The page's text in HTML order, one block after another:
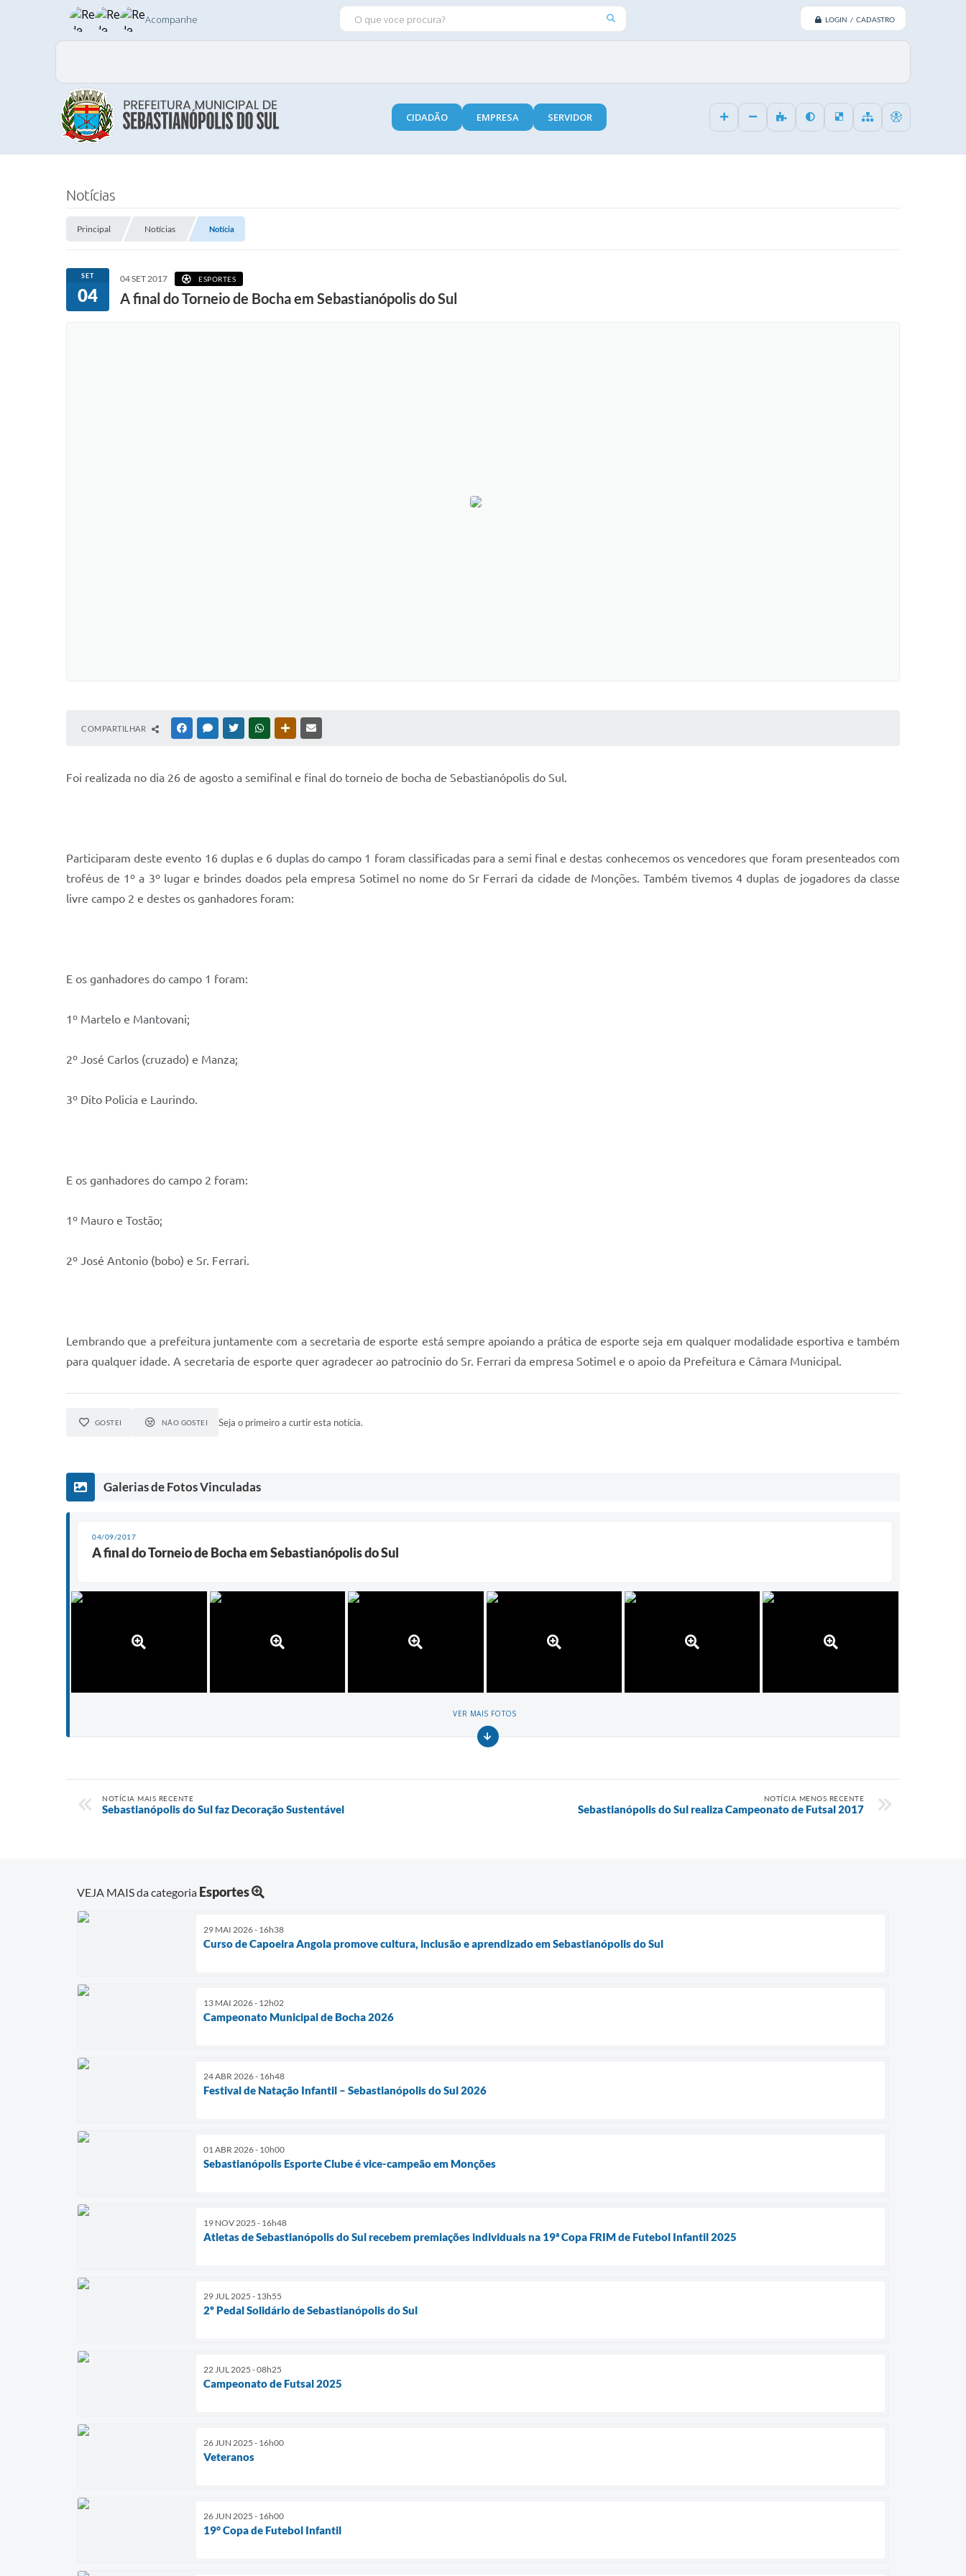
LOGIN / CADASTRO
O QUE VOCE PROCURA?
Acompanhe
CIDADÃO EMPRESA SERVIDOR
Notícias
Principal Notícias Notícia
SET
04
04 SET 2017 ESPORTES
A final do Torneio de Bocha em Sebastianópolis do Sul
COMPARTILHAR FACEBOOKMESSENGER
TWITTERWHATSAPPOUTRAS MÍDIAS
Foi realizada no dia 26 de agosto a semifinal e final do torneio de bocha de Sebastianópolis do Sul.
Participaram deste evento 16 duplas e 6 duplas do campo 1 foram classificadas para a semi final e destas conhecemos os vencedores que foram presenteados com
troféus de 1º a 3º lugar e brindes doados pela empresa Sotimel no nome do Sr Ferrari da cidade de Monções. Também tivemos 4 duplas de jogadores da classe
livre campo 2 e destes os ganhadores foram:
E os ganhadores do campo 1 foram:
1º Martelo e Mantovani;
2º José Carlos (cruzado) e Manza;
3º Dito Policia e Laurindo.
E os ganhadores do campo 2 foram:
1º Mauro e Tostão;
2º José Antonio (bobo) e Sr. Ferrari.
Lembrando que a prefeitura juntamente com a secretaria de esporte está sempre apoiando a prática de esporte seja em qualquer modalidade esportiva e também
para qualquer idade. A secretaria de esporte quer agradecer ao patrocínio do Sr. Ferrari da empresa Sotimel e o apoio da Prefeitura e Câmara Municipal.
GOSTEI NÃO GOSTEI Seja o primeiro a curtir esta notícia.
Galerias de Fotos Vinculadas
04/09/2017
A final do Torneio de Bocha em Sebastianópolis do Sul
VER MAIS FOTOS
NOTÍCIA MAIS RECENTE
Sebastianópolis do Sul faz Decoração Sustentável
NOTÍCIA MENOS RECENTE
Sebastianópolis do Sul realiza Campeonato de Futsal 2017
VEJA MAIS da categoria Esportes
29 MAI 2026 - 16h38
Curso de Capoeira Angola promove cultura, inclusão e aprendizado em Sebastianópolis do Sul
13 MAI 2026 - 12h02
Campeonato Municipal de Bocha 2026
24 ABR 2026 - 16h48
Festival de Natação Infantil – Sebastianópolis do Sul 2026
01 ABR 2026 - 10h00
Sebastianópolis Esporte Clube é vice-campeão em Monções
19 NOV 2025 - 16h48
Atletas de Sebastianópolis do Sul recebem premiações individuais na 19ª Copa FRIM de Futebol Infantil 2025
29 JUL 2025 - 13h55
2º Pedal Solidário de Sebastianópolis do Sul
22 JUL 2025 - 08h25
Campeonato de Futsal 2025
26 JUN 2025 - 16h00
Veteranos
26 JUN 2025 - 16h00
19° Copa de Futebol Infantil